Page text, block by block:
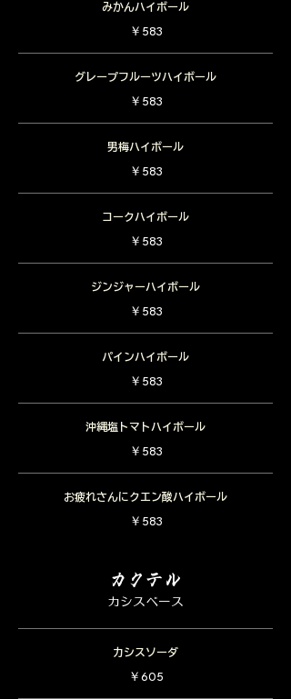
みかんハイボール
￥583
グレープフルーツハイボール
￥583
男梅ハイボール
￥583
コークハイボール
￥583
ジンジャーハイボール
￥583
パインハイボール
￥583
沖縄塩トマトハイボール
￥583
お疲れさんにクエン酸ハイボール
￥583
カクテル
カシスベース
カシスソーダ
￥605